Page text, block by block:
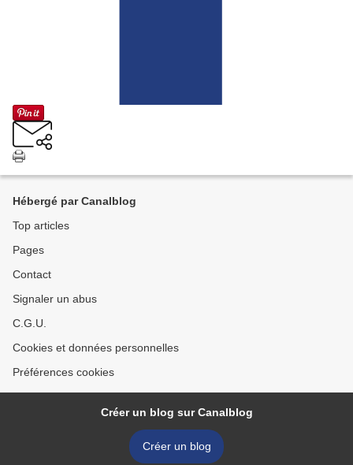
Hébergé par Canalblog
Top articles
Pages
Contact
Signaler un abus
C.G.U.
Cookies et données personnelles
Préférences cookies
Créer un blog sur Canalblog
Créer un blog